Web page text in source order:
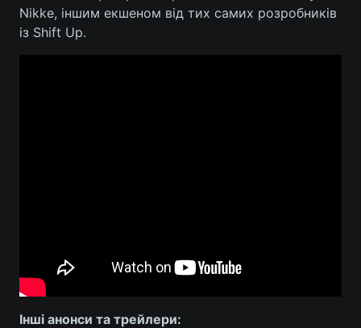
Nikke, іншим екшеном від тих самих розробників
із Shift Up.
Інші анонси та трейлери: